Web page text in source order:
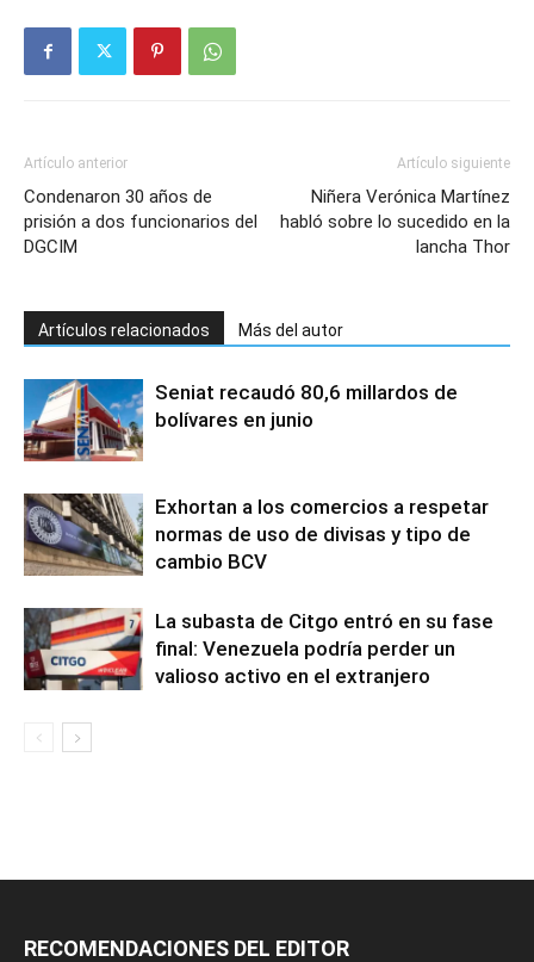
Artículo anterior
Condenaron 30 años de
prisión a dos funcionarios del
DGCIM
Artículo siguiente
Niñera Verónica Martínez
habló sobre lo sucedido en la
lancha Thor
Artículos relacionados Más del autor
Seniat recaudó 80,6 millardos de
bolívares en junio
Exhortan a los comercios a respetar
normas de uso de divisas y tipo de
cambio BCV
La subasta de Citgo entró en su fase
final: Venezuela podría perder un
valioso activo en el extranjero
RECOMENDACIONES DEL EDITOR